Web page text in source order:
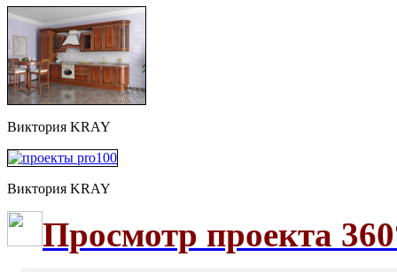
Виктория KRAY
Виктория KRAY
Просмотр проекта